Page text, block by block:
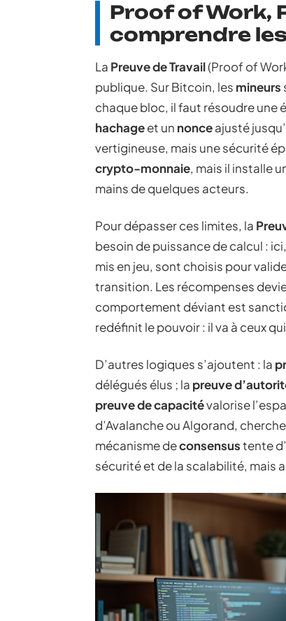
Proof of Work,
comprendre
La Preuve de Travail(Proof of
publique. Sur Bitcoin, les mineurs
chaque bloc, il faut résoudre une
hachageet un nonceajusté
vertigineuse, mais une sécurité
crypto-monnaie, mais il installe
mains de quelques acteurs.
Pour dépasser ces limites, la
besoin de puissance de calcul :
mis en jeu, sont choisis pour
transition. Les récompenses
comportement déviant est
redéfinit le pouvoir : il va à ceux
D’autres logiques s’ajoutent : la
délégués élus ; la preuve
preuve de capacitévalorise
d’Avalanche ou Algorand,
mécanisme deconsensustente
sécurité et de la scalabilité, mais